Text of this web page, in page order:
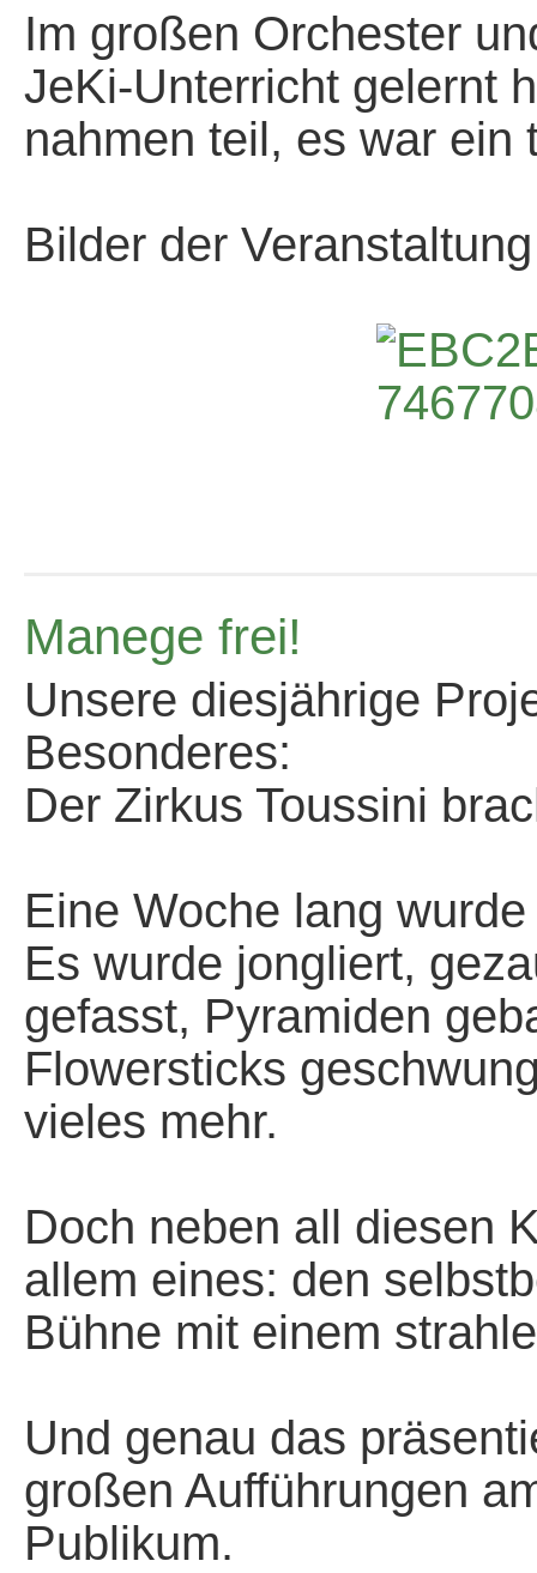
Im großen Orchester
JeKi-Unterricht gelernt
nahmen teil, es war ein
Bilder der
Manege frei!
Unsere diesjährige
Besonderes:
Der Zirkus Toussini
Eine Woche lang
Es wurde jongliert,
gefasst, Pyramiden
Flowersticks
vieles mehr.
Doch neben all diesen
allem eines: den
Bühne mit einem
Und genau das
großen Aufführungen
Publikum.